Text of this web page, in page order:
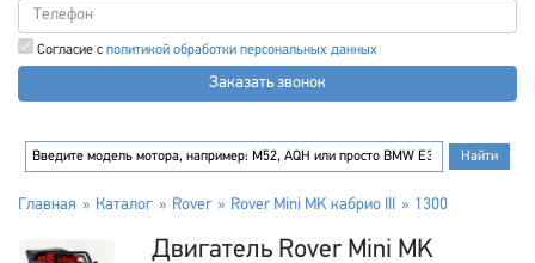
Согласие с политикой обработки персональных данных
Заказать звонок
Главная Каталог Rover Rover Mini MK кабрио III 1300
Двигатель Rover Mini MK